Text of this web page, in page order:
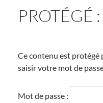
PROTÉGÉ
Ce contenu est protégé
saisir votre mot de
Mot de passe :